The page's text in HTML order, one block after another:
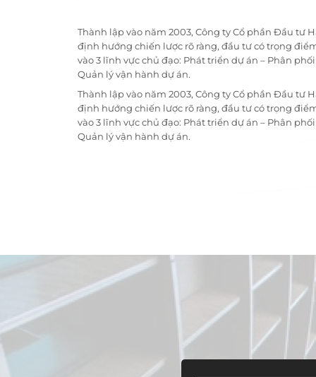
Thành lập vào năm 2003, Công ty Cổ phần Đầu tư
định hướng chiến lược rõ ràng, đầu tư có trọng
vào 3 lĩnh vực chủ đạo: Phát triển dự án – Phân
Quản lý vận hành dự án.
Thành lập vào năm 2003, Công ty Cổ phần Đầu tư
định hướng chiến lược rõ ràng, đầu tư có trọng
vào 3 lĩnh vực chủ đạo: Phát triển dự án – Phân
Quản lý vận hành dự án.